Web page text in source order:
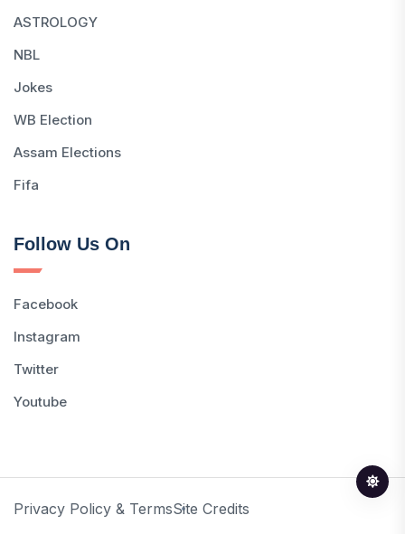
ASTROLOGY
NBL
Jokes
WB Election
Assam Elections
Fifa
Follow Us On
Facebook
Instagram
Twitter
Youtube
Privacy Policy & TermsSite Credits